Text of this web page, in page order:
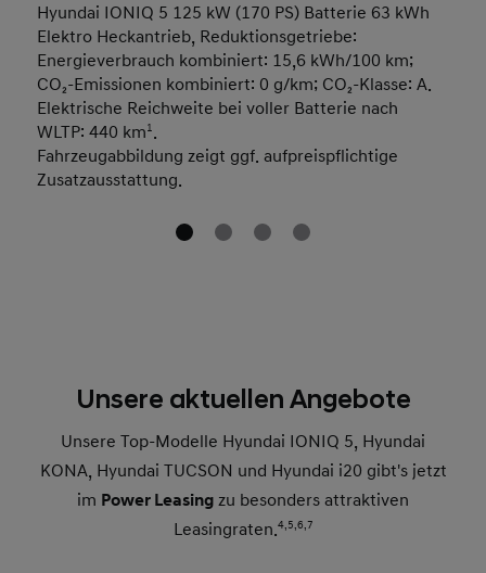
Hyundai IONIQ 5 125 kW (170 PS) Batterie 63 kWh
Elektro Heckantrieb, Reduktionsgetriebe:
Energieverbrauch kombiniert: 15,6 kWh/100 km;
CO₂-Emissionen kombiniert: 0 g/km; CO₂-Klasse: A.
Elektrische Reichweite bei voller Batterie nach
WLTP: 440 km1.
Fahrzeugabbildung zeigt ggf. aufpreispflichtige
Zusatzausstattung.
Unsere aktuellen Angebote
Unsere Top-Modelle Hyundai IONIQ 5, Hyundai
KONA, Hyundai TUCSON und Hyundai i20 gibt's jetzt
im Power Leasing zu besonders attraktiven
Leasingraten.4,5,6,7